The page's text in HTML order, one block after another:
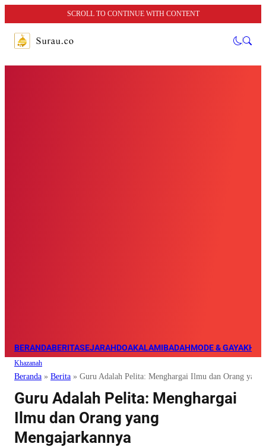
SCROLL TO CONTINUE WITH CONTENT
BERANDABERITASEJARAHDOAKALAMIBADAHMODE & GAYA
Khazanah
Beranda » Berita » Guru Adalah Pelita: Menghargai Ilmu dan Orang yang
Guru Adalah Pelita: Menghargai
Ilmu dan Orang yang
Mengajarkannya